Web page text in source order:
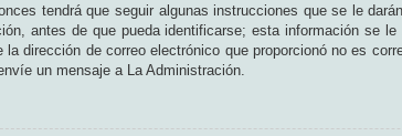
tendrá que seguir algunas instrucciones que se le
antes de que pueda identificarse; esta información se
la dirección de correo electrónico que proporcionó no es
un mensaje a La Administración.